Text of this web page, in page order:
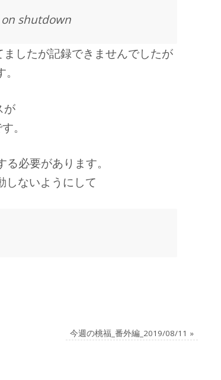
shutdown
したが記録できませんでしたが
が
。
必要があります。
しないようにして
今週の桃福_番外編_2019/08/11 »